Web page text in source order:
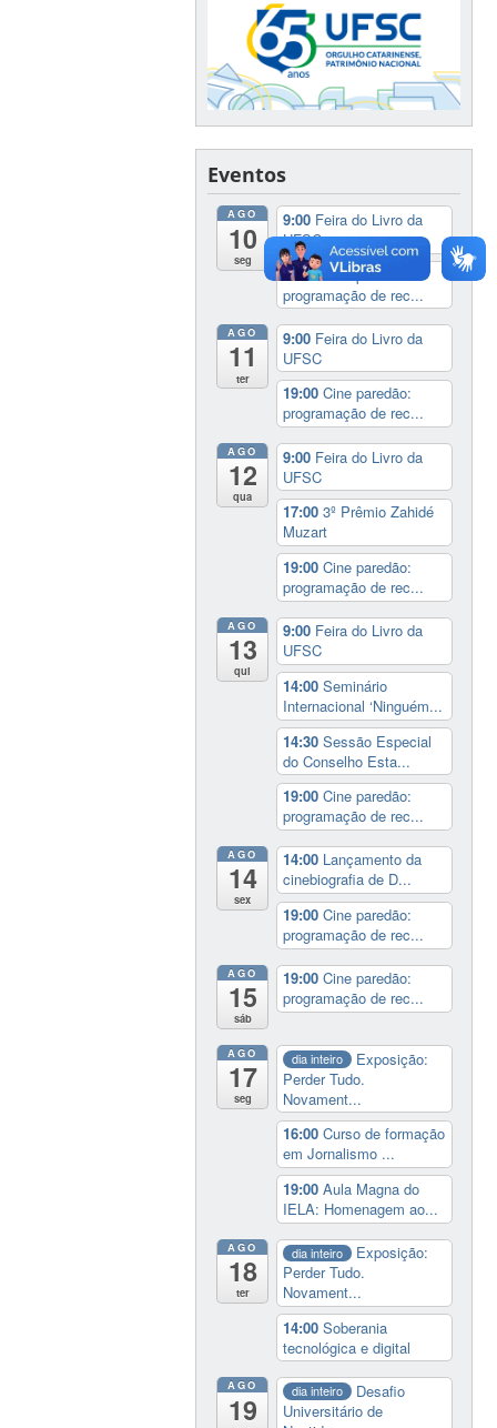
Eventos
AGO
10
seg
9:00 Feira do Livro da
UFSC
19:00 Cine paredão:
programação de rec...
AGO
11
ter
9:00 Feira do Livro da
UFSC
19:00Cine paredão:
programação de rec...
AGO
12
qua
9:00 Feira do Livro da
UFSC
17:003º Prêmio Zahidé
Muzart
19:00Cine paredão:
programação de rec...
AGO
13
qui
9:00 Feira do Livro da
UFSC
14:00Seminário
Internacional ‘Ninguém...
14:30Sessão Especial
do Conselho Esta...
19:00Cine paredão:
programação de rec...
AGO
14
sex
14:00 Lançamento da
cinebiografia de D...
19:00Cine paredão:
programação de rec...
AGO
15
sáb
19:00Cine paredão:
programação de rec...
AGO
17
seg
dia inteiro
Exposição:
Perder Tudo.
Novament...
16:00Curso de formação
em Jornalismo ...
19:00Aula Magna do
IELA: Homenagem ao...
AGO
18
ter
dia inteiro
Exposição:
Perder Tudo.
Novament...
14:00Soberania
tecnológica e digital
AGO
19
dia inteiro
Desafio
Universitário de